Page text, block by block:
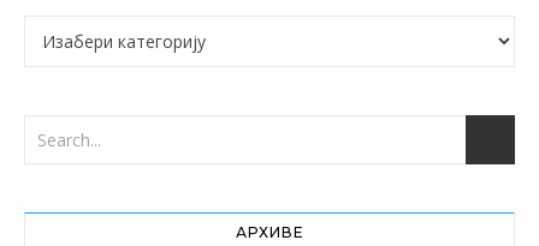
Категорије
АРХИВЕ